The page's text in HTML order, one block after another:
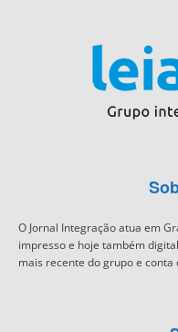
O Jornal Integração atua em
impresso e hoje também
mais recente do grupo e